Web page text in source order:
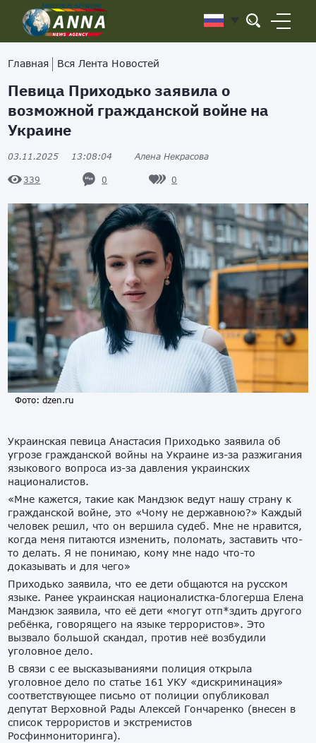
Главная Вся Лента Новостей
Певица Приходько заявила о
возможной гражданской войне на
Украине
03.11.2025 13:08:04 Алена Некрасова
339 0 0
Фото: dzen.ru
Украинская певица Анастасия Приходько заявила об
угрозе гражданской войны на Украине из-за разжигания
языкового вопроса из-за давления украинских
националистов.
«Мне кажется, такие как Мандзюк ведут нашу страну к
гражданской войне, это «Чому не державною?» Каждый
человек решил, что он вершила судеб. Мне не нравится,
когда меня питаются изменить, поломать, заставить что-
то делать. Я не понимаю, кому мне надо что-то
доказывать и для чего»
Приходько заявила, что ее дети общаются на русском
языке. Ранее украинская националистка-блогерша Елена
Мандзюк заявила, что её дети «могут отп*здить другого
ребёнка, говорящего на языке террористов». Это
вызвало большой скандал, против неё возбудили
уголовное дело.
В связи с ее высказываниями полиция открыла
уголовное дело по статье 161 УКУ «дискриминация»
соответствующее письмо от полиции опубликовал
депутат Верховной Рады Алексей Гончаренко (внесен в
список террористов и экстремистов
Росфинмониторинга).